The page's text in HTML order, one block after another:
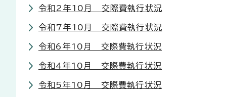
令和2年10月 交際費執行状況
令和7年10月 交際費執行状況
令和6年10月 交際費執行状況
令和4年10月 交際費執行状況
令和5年10月 交際費執行状況